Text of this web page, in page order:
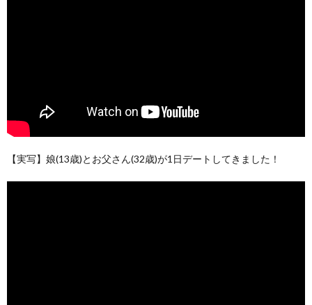
【実写】娘(13歳)とお父さん(32歳)が1日デートしてきました！